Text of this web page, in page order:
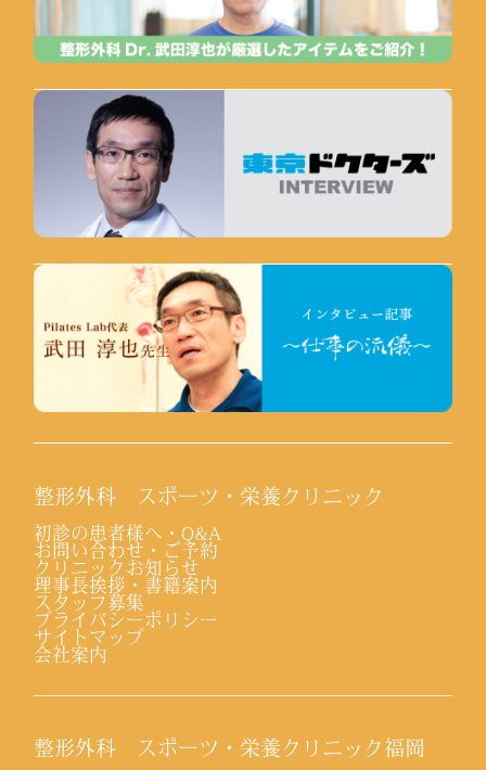
整形外科 スポーツ・栄養クリニック
初診の患者様へ・Q&A
お問い合わせ・ご予約
クリニックお知らせ
理事長挨拶・書籍案内
スタッフ募集
プライバシーポリシー
サイトマップ
会社案内
整形外科 スポーツ・栄養クリニック福岡